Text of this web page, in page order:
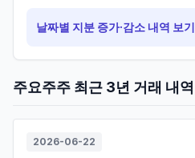
날짜별 지분 증가·감소 내역 보기
주요주주 최근 3년 거래 내역
2026-06-22